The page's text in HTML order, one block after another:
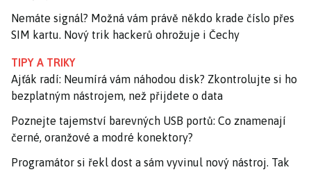
Nemáte signál? Možná vám právě někdo krade číslo přes
SIM kartu. Nový trik hackerů ohrožuje i Čechy
TIPY A TRIKY
Ajťák radí: Neumírá vám náhodou disk? Zkontrolujte si ho
bezplatným nástrojem, než přijdete o data
Poznejte tajemství barevných USB portů: Co znamenají
černé, oranžové a modré konektory?
Programátor si řekl dost a sám vyvinul nový nástroj. Tak